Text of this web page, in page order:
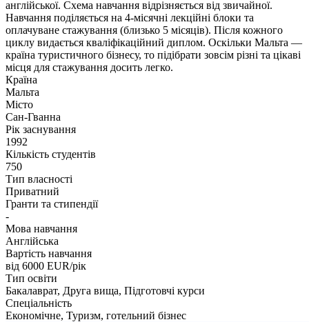
англійської. Схема навчання відрізняється від звичайної.
Навчання поділяється на 4-місячні лекційні блоки та
оплачуване стажування (близько 5 місяців). Після кожного
циклу видається кваліфікаційний диплом. Оскільки Мальта —
країна туристичного бізнесу, то підібрати зовсім різні та цікаві
місця для стажування досить легко.
Країна
Мальта
Місто
Сан-Гванна
Рік заснування
1992
Кількість студентів
750
Тип власності
Приватний
Гранти та стипендії
-
Мова навчання
Англійська
Вартість навчання
від 6000 EUR/рік
Тип освіти
Бакалаврат, Друга вища, Підготовчі курси
Спеціальність
Економічне, Туризм, готельний бізнес